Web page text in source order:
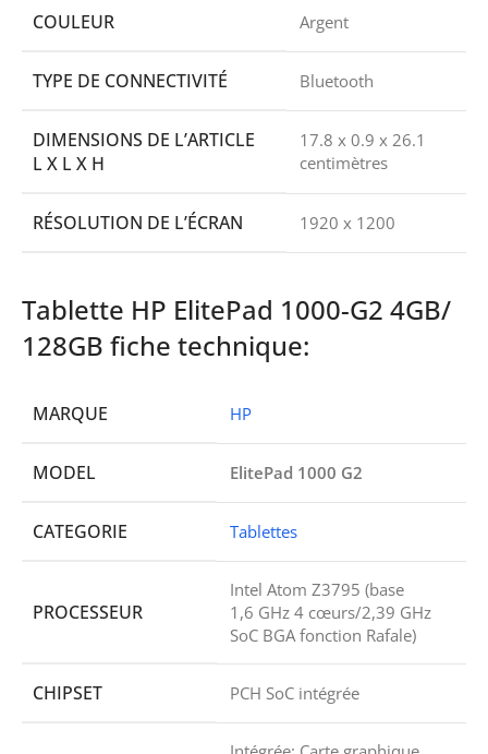
COULEUR Argent
TYPE DE CONNECTIVITÉ Bluetooth
DIMENSIONS DE L’ARTICLE
L X L X H
17.8 x 0.9 x 26.1
centimètres
RÉSOLUTION DE L’ÉCRAN 1920 x 1200
Tablette HP ElitePad 1000-G2 4GB/
128GB fiche technique:
MARQUE HP
MODEL ElitePad 1000 G2
CATEGORIE Tablettes
PROCESSEUR
Intel Atom Z3795 (base
1,6 GHz 4 cœurs/2,39 GHz
SoC BGA fonction Rafale)
CHIPSET PCH SoC intégrée